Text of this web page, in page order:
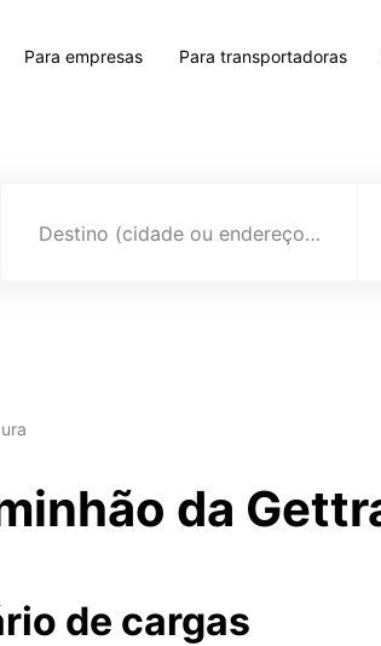
Para empresas Para transportadoras
Destino (cidade ou endereço)
da
de cargas